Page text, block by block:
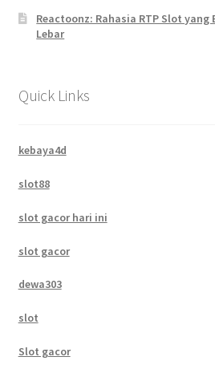
Reactoonz: Rahasia RTP Slot
Lebar
Quick Links
kebaya4d
slot88
slot gacor hari ini
slot gacor
dewa303
slot
Slot gacor